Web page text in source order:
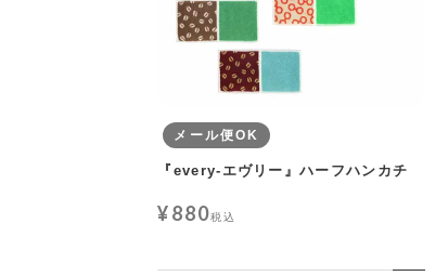
メール便OK
『every-エヴリー』ハーフハンカチ
¥880税込